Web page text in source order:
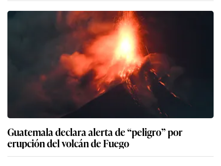
Guatemala declara alerta de “peligro” por
erupción del volcán de Fuego